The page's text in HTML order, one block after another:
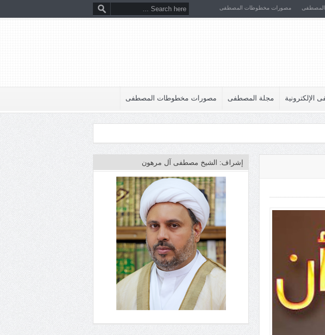
المصطفى مصورات مخطوطات المصطفى
الإلكترونية مجلة المصطفى مصورات مخطوطات المصطفى
إشراف: الشيخ مصطفى آل مرهون